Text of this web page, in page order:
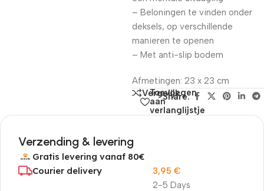
– Beloningen te vinden onder
deksels, op verschillende
manieren te openen
– Met anti-slip bodem
Afmetingen: 23 x 23 cm
Vergelijk
Toevoegen
aan
verlanglijstje
Share:
Verzending & levering
Gratis levering vanaf 80€
Courier delivery
2-5 Days
3,95 €